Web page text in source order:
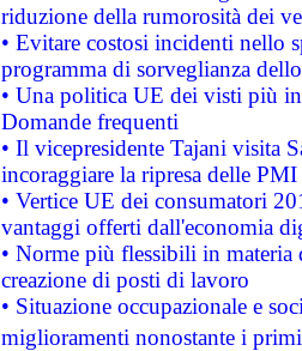
riduzione della rumorosità dei
• Evitare costosi incidenti nello
programma di sorveglianza
• Una politica UE dei visti più
Domande frequenti
• Il vicepresidente Tajani visita
incoraggiare la ripresa delle
• Vertice UE dei consumatori
vantaggi offerti dall'economia
• Norme più flessibili in materia
creazione di posti di lavoro
• Situazione occupazionale e
miglioramenti nonostante i